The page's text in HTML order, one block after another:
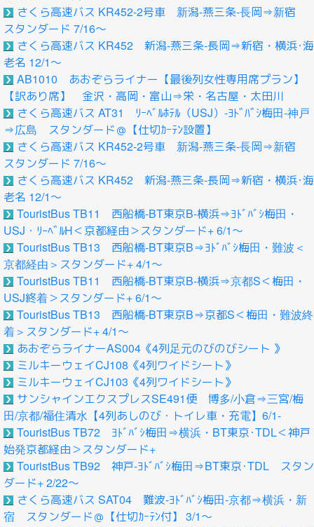
さくら高速バス KR452-2号車 新潟-燕三条-長岡⇒新宿
スタンダード 7/16～
さくら高速バス KR452 新潟-燕三条-長岡⇒新宿・横浜･海
老名 12/1～
AB1010 あおぞらライナー【最後列女性専用席プラン】
【訳あり席】 金沢・高岡・富山⇒栄・名古屋・太田川
さくら高速バス AT31 ﾘｰﾍﾞﾙﾎﾃﾙ（USJ）-ﾖﾄﾞﾊﾞｼ梅田‐神戸
⇒広島 スタンダード＠【仕切ｶｰﾃﾝ設置】
さくら高速バス KR452-2号車 新潟-燕三条-長岡⇒新宿
スタンダード 7/16～
さくら高速バス KR452 新潟-燕三条-長岡⇒新宿・横浜･海
老名 12/1～
TouristBus TB11 西船橋-BT東京B-横浜⇒ﾖﾄﾞﾊﾞｼ梅田・
USJ・ﾘｰﾍﾞﾙH＜京都経由＞スタンダード+ 6/1～
TouristBus TB13 西船橋-BT東京B⇒ﾖﾄﾞﾊﾞｼ梅田・難波＜
京都経由＞スタンダード+ 4/1～
TouristBus TB11 西船橋-BT東京B-横浜⇒京都S＜梅田・
USJ終着＞スタンダード+ 6/1～
TouristBus TB13 西船橋-BT東京B⇒京都S＜梅田・難波終
着＞スタンダード+ 4/1～
あおぞらライナーAS004《4列足元のびのびシート 》
ミルキーウェイCJ108《4列ワイドシート》
ミルキーウェイCJ103《4列ワイドシート》
サンシャインエクスプレスSE491便 博多/小倉⇒三宮/梅
田/京都/福住清水【4列あしのび・トイレ車・充電】6/1-
TouristBus TB72 ﾖﾄﾞﾊﾞｼ梅田⇒横浜・BT東京･TDL＜神戸
始発京都経由＞スタンダード+
TouristBus TB92 神戸-ﾖﾄﾞﾊﾞｼ梅田⇒BT東京･TDL スタン
ダード+ 2/22～
さくら高速バス SAT04 難波-ﾖﾄﾞﾊﾞｼ梅田-京都⇒横浜・新
宿 スタンダード＠【仕切ｶｰﾃﾝ付】 3/1～